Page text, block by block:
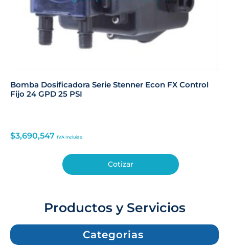
Bomba Dosificadora Serie Stenner Econ FX Control
Fijo 24 GPD 25 PSI
$3,690,547 IVA Incluido
Cotizar
Productos y Servicios
Categorias